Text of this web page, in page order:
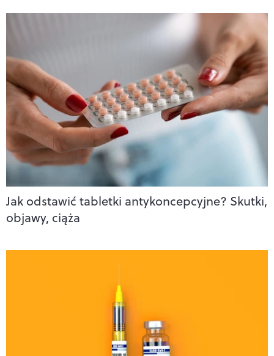
Jak odstawić tabletki antykoncepcyjne? Skutki,
objawy, ciąża